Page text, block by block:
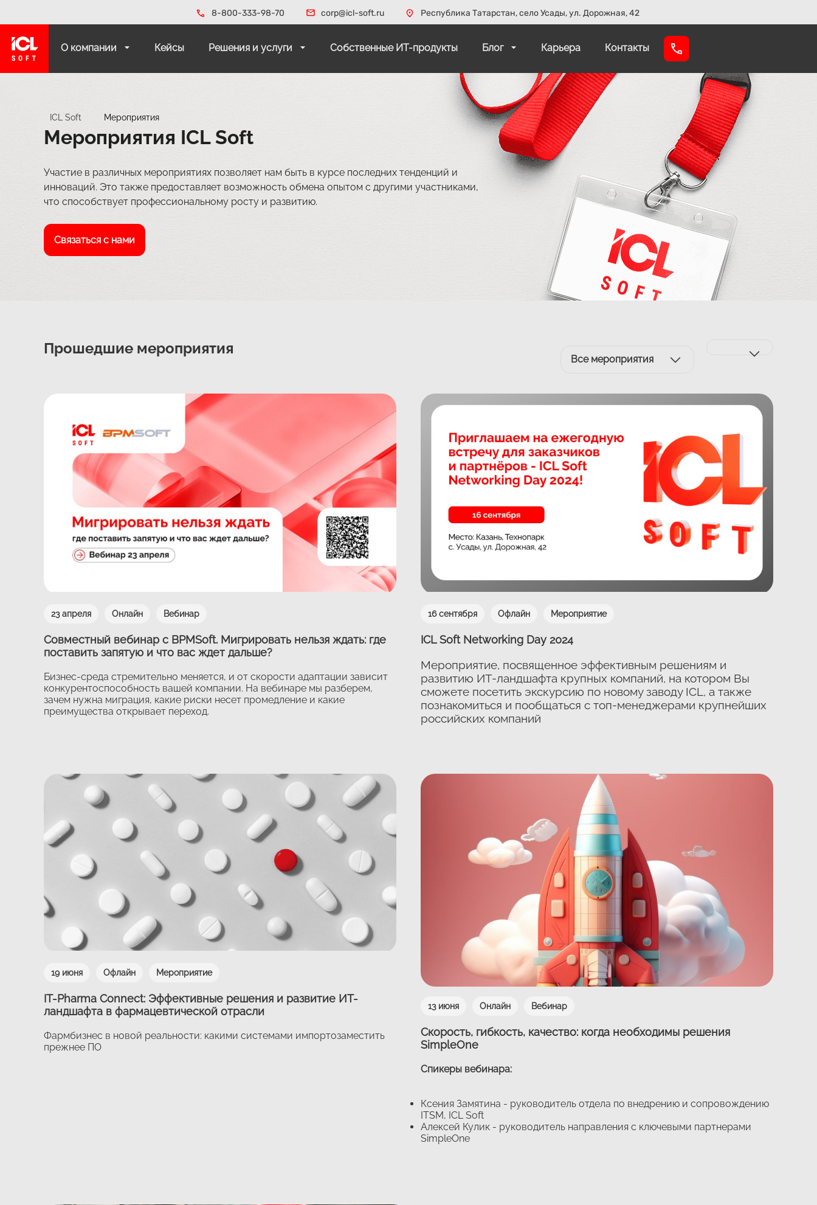
8-800-333-98-70 corp@icl-soft.ru Республика Татарстан, село Усады, ул. Дорожная, 42
О компании Кейсы Решения и услуги Собственные ИТ-продукты Блог Карьера Контакты
ICL Soft Мероприятия
Мероприятия ICL Soft
Участие в различных мероприятиях позволяет нам быть в курсе последних тенденций и
инноваций. Это также предоставляет возможность обмена опытом с другими участниками,
что способствует профессиональному росту и развитию.
Связаться с нами
Прошедшие мероприятия
Все мероприятия
23 апреля Онлайн Вебинар
Совместный вебинар с BPMSoft. Мигрировать нельзя ждать: где
поставить запятую и что вас ждет дальше?
Бизнес-среда стремительно меняется, и от скорости адаптации зависит
конкурентоспособность вашей компании. На вебинаре мы разберем,
зачем нужна миграция, какие риски несет промедление и какие
преимущества открывает переход.
16 сентября Офлайн Мероприятие
ICL Soft Networking Day 2024
Мероприятие, посвященное эффективным решениям и
развитию ИТ-ландшафта крупных компаний, на котором Вы
сможете посетить экскурсию по новому заводу ICL, а также
познакомиться и пообщаться с топ-менеджерами крупнейших
российских компаний
19 июня Офлайн Мероприятие
IT-Pharma Connect: Эффективные решения и развитие ИТ-
ландшафта в фармацевтической отрасли
Фармбизнес в новой реальности: какими системами импортозаместить
прежнее ПО
13 июня Онлайн Вебинар
Скорость, гибкость, качество: когда необходимы решения
SimpleOne
Спикеры вебинара:
Ксения Замятина - руководитель отдела по внедрению и сопровождению
ITSM, ICL Soft
Алексей Кулик - руководитель направления с ключевыми партнерами
SimpleOne